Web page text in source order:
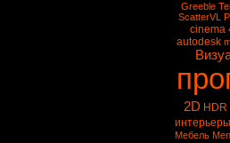
Greeble
ScatterVL
cinema
autodesk
2D HDR
интерьеры
Мебель